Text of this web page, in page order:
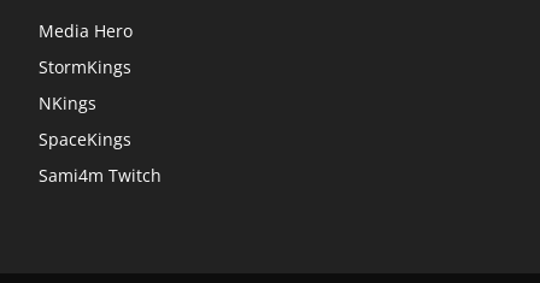
Media Hero
StormKings
NKings
SpaceKings
Sami4m Twitch